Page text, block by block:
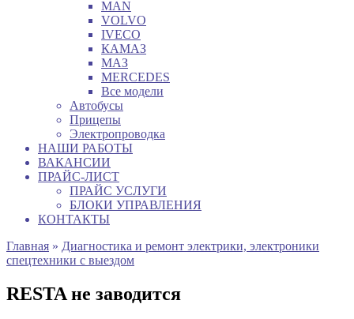
MAN
VOLVO
IVECO
КАМАЗ
МАЗ
MERCEDES
Все модели
Автобусы
Прицепы
Электропроводка
НАШИ РАБОТЫ
ВАКАНСИИ
ПРАЙС-ЛИСТ
ПРАЙС УСЛУГИ
БЛОКИ УПРАВЛЕНИЯ
КОНТАКТЫ
Главная » Диагностика и ремонт электрики, электроники
спецтехники с выездом
RESTA не заводится